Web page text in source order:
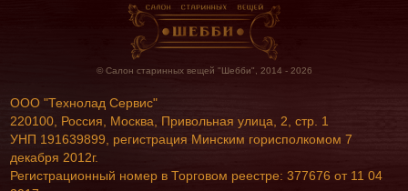
© Салон старинных вещей "Шебби", 2014 - 2026
ООО "Технолад Сервис"
220100, Россия, Москва, Привольная улица, 2, стр. 1
УНП 191639899, регистрация Минским горисполкомом 7
декабря 2012г.
Регистрационный номер в Торговом реестре: 377676 от 11 04